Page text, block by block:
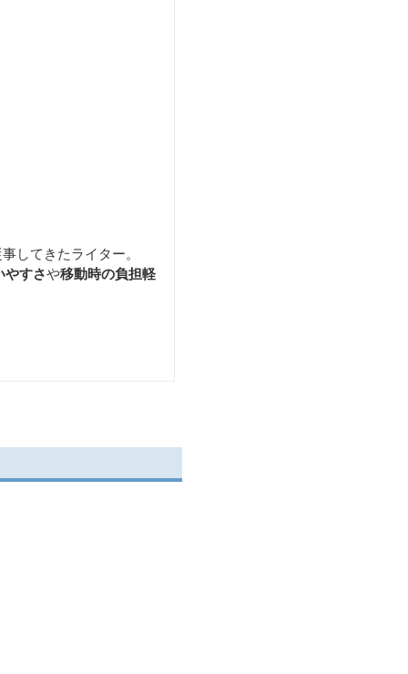
してきたライター。
やすさや移動時の負担軽